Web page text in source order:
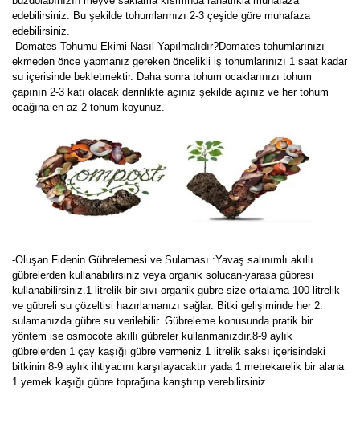
edebilirsiniz. Bu şekilde tohumlarınızı 2-3 çeşide göre muhafaza
edebilirsiniz.
-Domates Tohumu Ekimi Nasıl Yapılmalıdır?Domates tohumlarınızı
ekmeden önce yapmanız gereken öncelikli iş tohumlarınızı 1 saat kadar
su içerisinde bekletmektir. Daha sonra tohum ocaklarınızı tohum
çapının 2-3 katı olacak derinlikte açınız şekilde açınız ve her tohum
ocağına en az 2 tohum koyunuz.
-Oluşan Fidenin Gübrelemesi ve Sulaması :Yavaş salınımlı akıllı
gübrelerden kullanabilirsiniz veya organik solucan-yarasa gübresi
kullanabilirsiniz.1 litrelik bir sıvı organik gübre size ortalama 100 litrelik
ve gübreli su çözeltisi hazırlamanızı sağlar. Bitki gelişiminde her 2.
sulamanızda gübre su verilebilir. Gübreleme konusunda pratik bir
yöntem ise osmocote akıllı gübreler kullanmanızdır.8-9 aylık
gübrelerden 1 çay kaşığı gübre vermeniz 1 litrelik saksı içerisindeki
bitkinin 8-9 aylık ihtiyacını karşılayacaktır yada 1 metrekarelik bir alana
1 yemek kaşığı gübre toprağına karıştırıp verebilirsiniz.